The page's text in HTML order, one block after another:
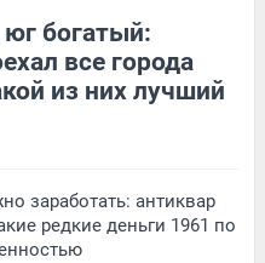
богатый:
все города
из них лучший
заработать: антиквар
редкие деньги 1961 по